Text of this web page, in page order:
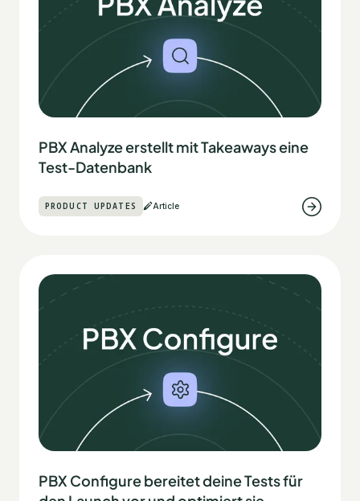
PBX Analyze erstellt mit Takeaways eine
Test-Datenbank
PRODUCT UPDATES Article
PBX Configure bereitet deine Tests für